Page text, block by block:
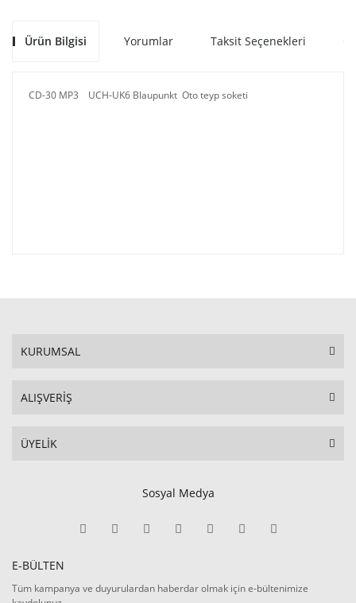
Ürün Bilgisi Yorumlar Taksit Seçenekleri
CD-30 MP3 UCH-UK6 Blaupunkt Oto teyp soketi
KURUMSAL
ALIŞVERİŞ
ÜYELİK
Sosyal Medya
E-BÜLTEN
Tüm kampanya ve duyurulardan haberdar olmak için e-bültenimize